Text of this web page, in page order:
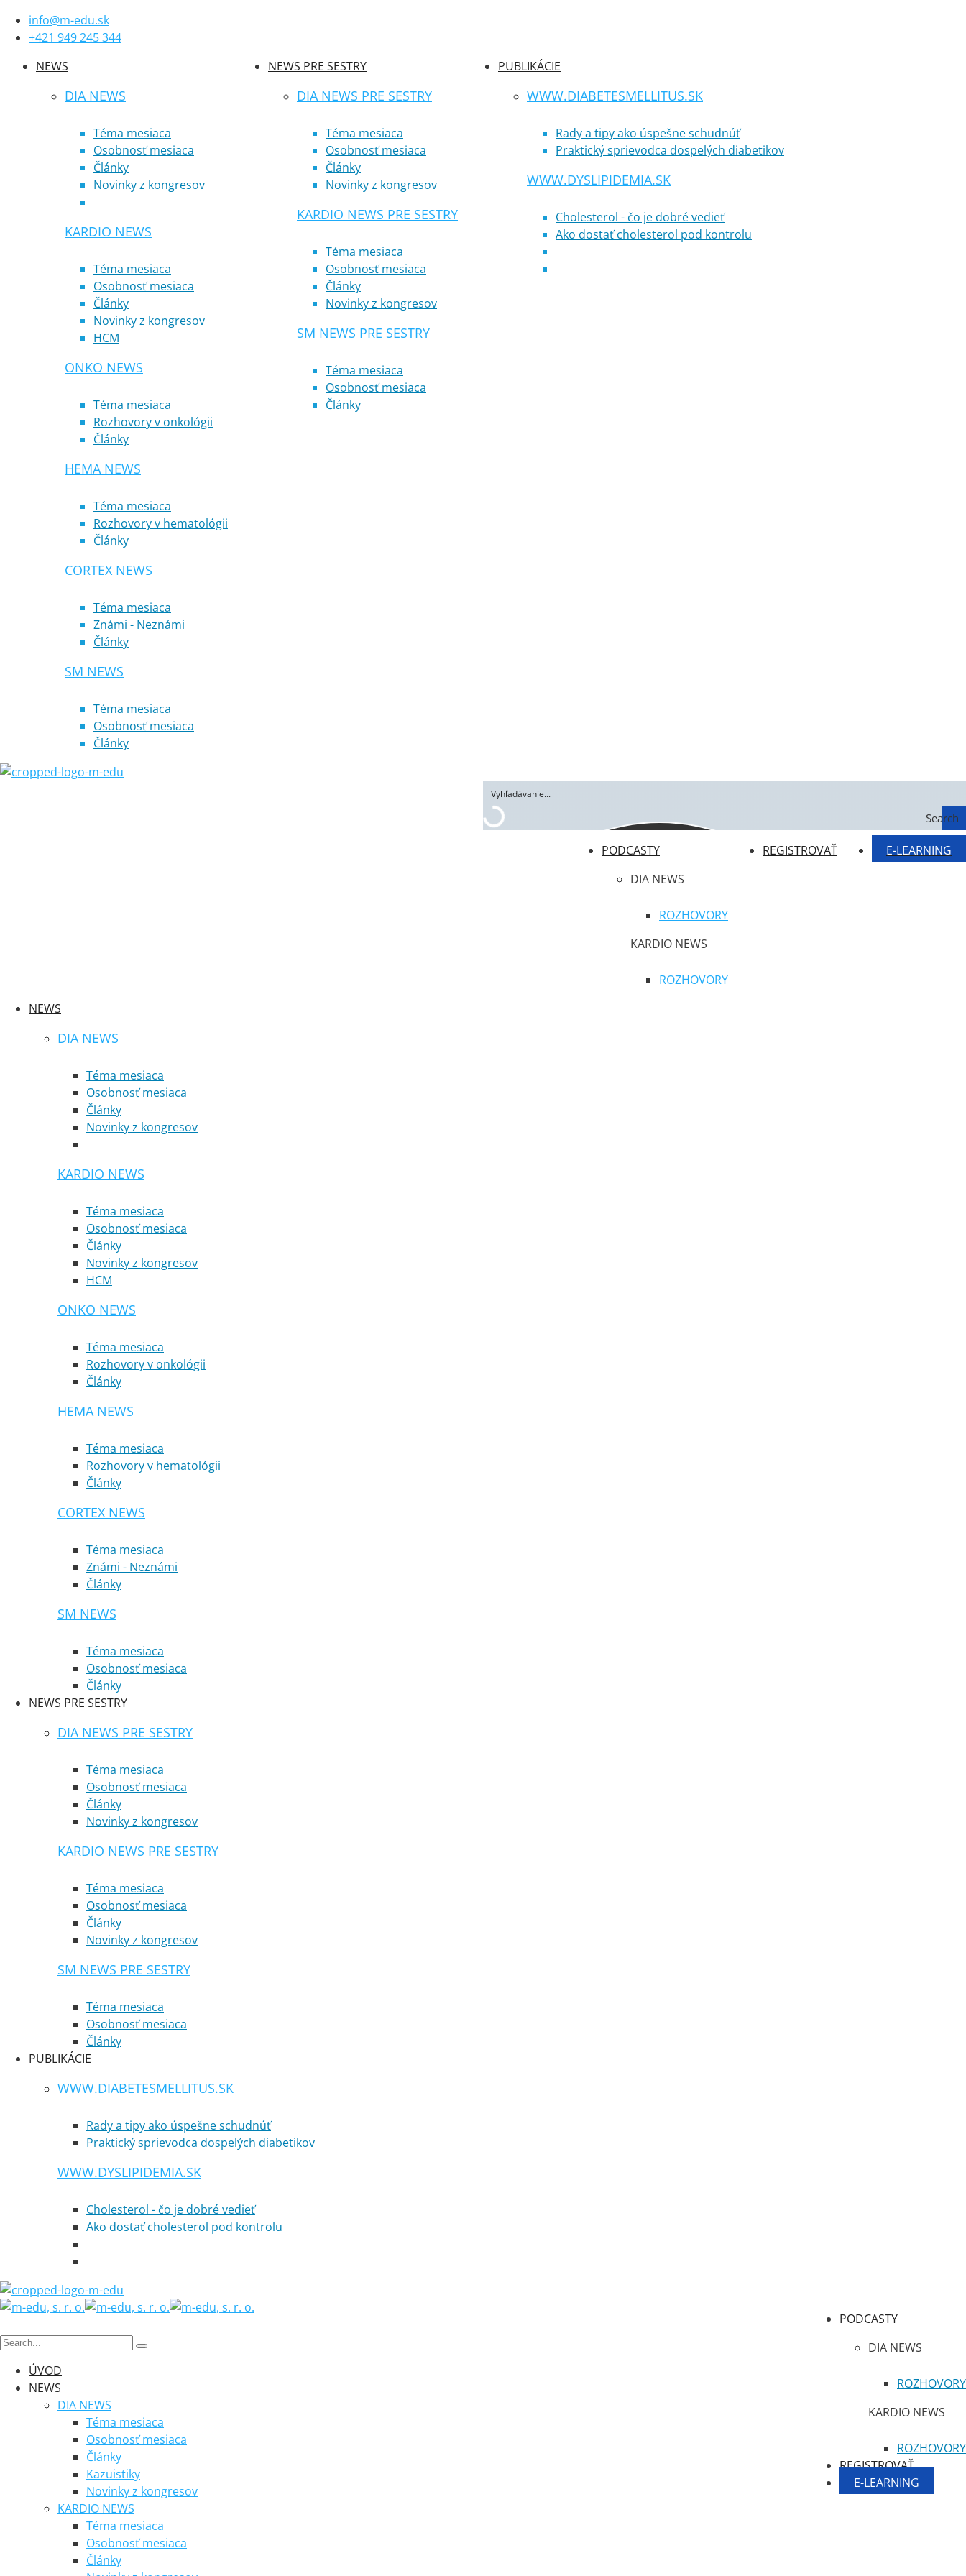
info@m-edu.sk
+421 949 245 344
NEWS
DIA NEWS
Téma mesiaca
Osobnosť mesiaca
Články
Novinky z kongresov
KARDIO NEWS
Téma mesiaca
Osobnosť mesiaca
Články
Novinky z kongresov
HCM
ONKO NEWS
Téma mesiaca
Rozhovory v onkológii
Články
HEMA NEWS
Téma mesiaca
Rozhovory v hematológii
Články
CORTEX NEWS
Téma mesiaca
Známi - Neznámi
Články
SM NEWS
Téma mesiaca
Osobnosť mesiaca
Články
NEWS PRE SESTRY
DIA NEWS PRE SESTRY
Téma mesiaca
Osobnosť mesiaca
Články
Novinky z kongresov
KARDIO NEWS PRE SESTRY
Téma mesiaca
Osobnosť mesiaca
Články
Novinky z kongresov
SM NEWS PRE SESTRY
Téma mesiaca
Osobnosť mesiaca
Články
PUBLIKÁCIE
WWW.DIABETESMELLITUS.SK
Rady a tipy ako úspešne schudnúť
Praktický sprievodca dospelých diabetikov
WWW.DYSLIPIDEMIA.SK
Cholesterol - čo je dobré vedieť
Ako dostať cholesterol pod kontrolu
Search
PODCASTY
DIA NEWS
ROZHOVORY
KARDIO NEWS
ROZHOVORY
REGISTROVAŤ E-LEARNING
NEWS
DIA NEWS
Téma mesiaca
Osobnosť mesiaca
Články
Novinky z kongresov
KARDIO NEWS
Téma mesiaca
Osobnosť mesiaca
Články
Novinky z kongresov
HCM
ONKO NEWS
Téma mesiaca
Rozhovory v onkológii
Články
HEMA NEWS
Téma mesiaca
Rozhovory v hematológii
Články
CORTEX NEWS
Téma mesiaca
Známi - Neznámi
Články
SM NEWS
Téma mesiaca
Osobnosť mesiaca
Články
NEWS PRE SESTRY
DIA NEWS PRE SESTRY
Téma mesiaca
Osobnosť mesiaca
Články
Novinky z kongresov
KARDIO NEWS PRE SESTRY
Téma mesiaca
Osobnosť mesiaca
Články
Novinky z kongresov
SM NEWS PRE SESTRY
Téma mesiaca
Osobnosť mesiaca
Články
PUBLIKÁCIE
WWW.DIABETESMELLITUS.SK
Rady a tipy ako úspešne schudnúť
Praktický sprievodca dospelých diabetikov
WWW.DYSLIPIDEMIA.SK
Cholesterol - čo je dobré vedieť
Ako dostať cholesterol pod kontrolu
PODCASTY
DIA NEWS
ROZHOVORY
KARDIO NEWS
ROZHOVORY
REGISTROVAŤ
E-LEARNING
ÚVOD
NEWS
DIA NEWS
Téma mesiaca
Osobnosť mesiaca
Články
Kazuistiky
Novinky z kongresov
KARDIO NEWS
Téma mesiaca
Osobnosť mesiaca
Články